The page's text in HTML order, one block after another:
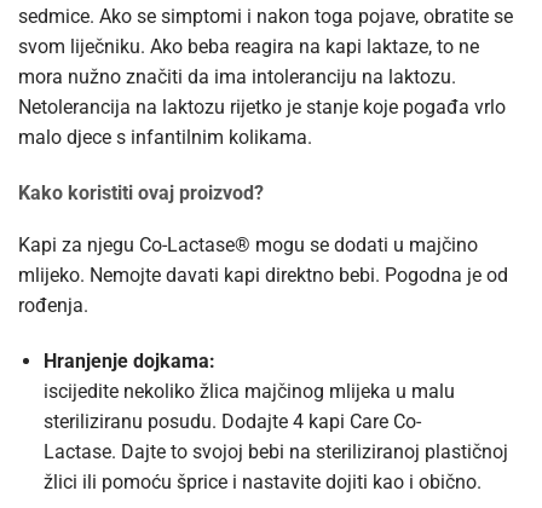
sedmice. Ako se simptomi i nakon toga pojave, obratite se
svom liječniku. Ako beba reagira na kapi laktaze, to ne
mora nužno značiti da ima intoleranciju na laktozu.
Netolerancija na laktozu rijetko je stanje koje pogađa vrlo
malo djece s infantilnim kolikama.
Kako koristiti ovaj proizvod?
Kapi za njegu Co-Lactase® mogu se dodati u majčino
mlijeko. Nemojte davati kapi direktno bebi. Pogodna je od
rođenja.
Hranjenje dojkama:
iscijedite nekoliko žlica majčinog mlijeka u malu
steriliziranu posudu. Dodajte 4 kapi Care Co-
Lactase. Dajte to svojoj bebi na steriliziranoj plastičnoj
žlici ili pomoću šprice i nastavite dojiti kao i obično.